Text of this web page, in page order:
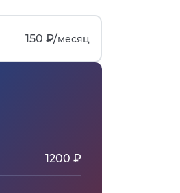
150 ₽/месяц
1200 ₽